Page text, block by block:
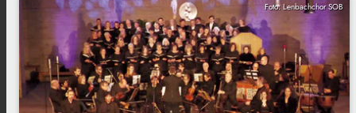
Foto: Lenbachchor SOB